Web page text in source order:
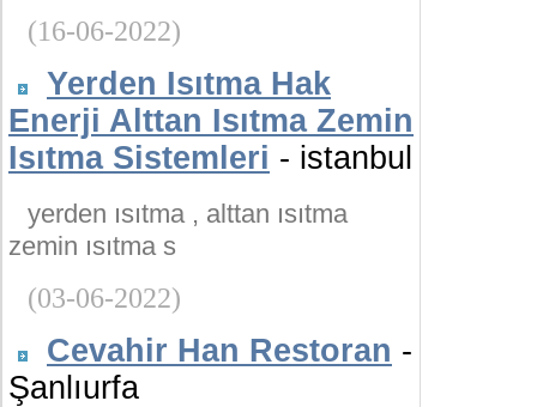
(16-06-2022)
Yerden Isıtma Hak
Enerji Alttan Isıtma Zemin
Isıtma Sistemleri - istanbul
yerden ısıtma , alttan ısıtma
zemin ısıtma s
(03-06-2022)
Cevahir Han Restoran -
Şanlıurfa